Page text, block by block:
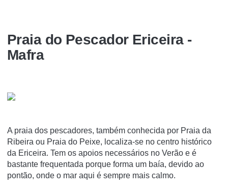
Praia do Pescador Ericeira -
Mafra
A praia dos pescadores, também conhecida por Praia da
Ribeira ou Praia do Peixe, localiza-se no centro histórico
da Ericeira. Tem os apoios necessários no Verão e é
bastante frequentada porque forma um baía, devido ao
pontão, onde o mar aqui é sempre mais calmo.